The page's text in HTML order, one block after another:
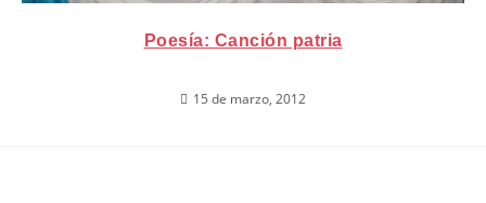
Poesía: Canción patria
15 de marzo, 2012